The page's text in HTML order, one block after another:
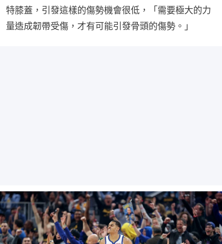
特膝蓋，引發這樣的傷勢機會很低，「需要極大的力
量造成韌帶受傷，才有可能引發骨頭的傷勢。」